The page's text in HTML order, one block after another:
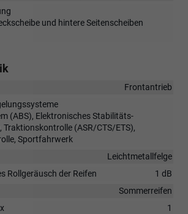
und hintere Seitenscheiben
Frontantrieb
(ABS), Elektronisches Stabilitäts-
Traktionskontrolle (ASR/CTS/ETS),
Sportfahrwerk
Leichtmetallfelge
Rollgeräusch der Reifen
1 dB
Sommerreifen
1